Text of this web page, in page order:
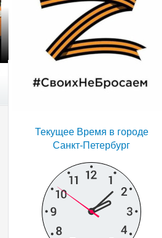
Текущее Время в городе
Санкт-Петербург